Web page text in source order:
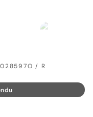
/ R